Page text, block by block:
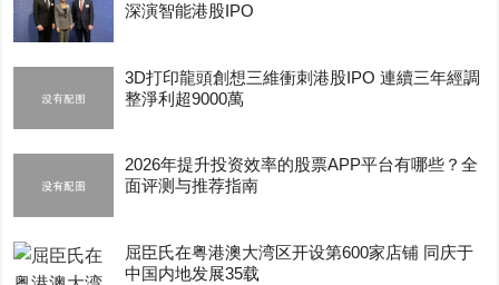
深演智能港股IPO
3D打印龍頭創想三維衝刺港股IPO 連續三年經調
整淨利超9000萬
2026年提升投资效率的股票APP平台有哪些？全
面评测与推荐指南
屈臣氏在粤港澳大湾区开设第600家店铺 同庆于
中国内地发展35载